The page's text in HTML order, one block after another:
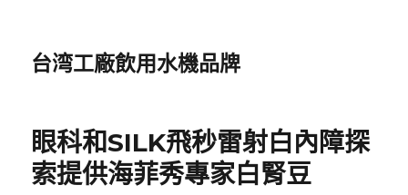
台湾工廠飲用水機品牌
眼科和SILK飛秒雷射白內障探
索提供海菲秀專家白腎豆